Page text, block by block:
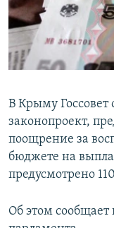
ПОБЕДИТЕЛЕЙ НЕ
ELIFBE
ПРИСОЕДИНЯЙТЕСЬ!
Все сайты RFE/
В Крыму Госсовет
законопроект,
поощрение за
бюджете на
предусмотрено
Об этом